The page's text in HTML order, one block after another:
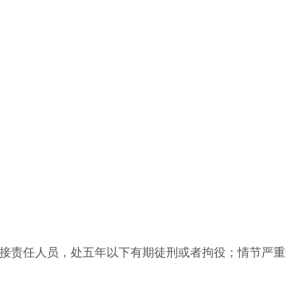
责任人员，处五年以下有期徒刑或者拘役；情节严重